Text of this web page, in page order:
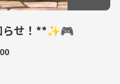
らせ！**✨🎮